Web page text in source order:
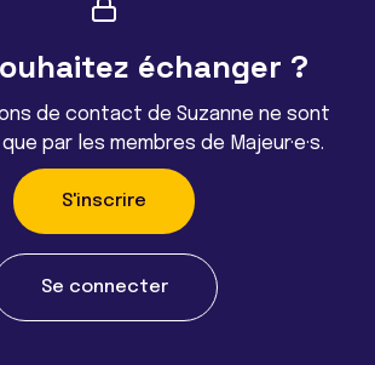
échanger ?
de contact de Suzanne ne sont
par les membres de Majeur·e·s.
S'inscrire
Se connecter